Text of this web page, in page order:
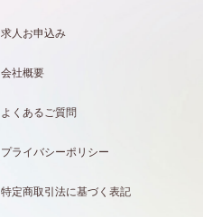
求人お申込み
会社概要
よくあるご質問
プライバシーポリシー
特定商取引法に基づく表記